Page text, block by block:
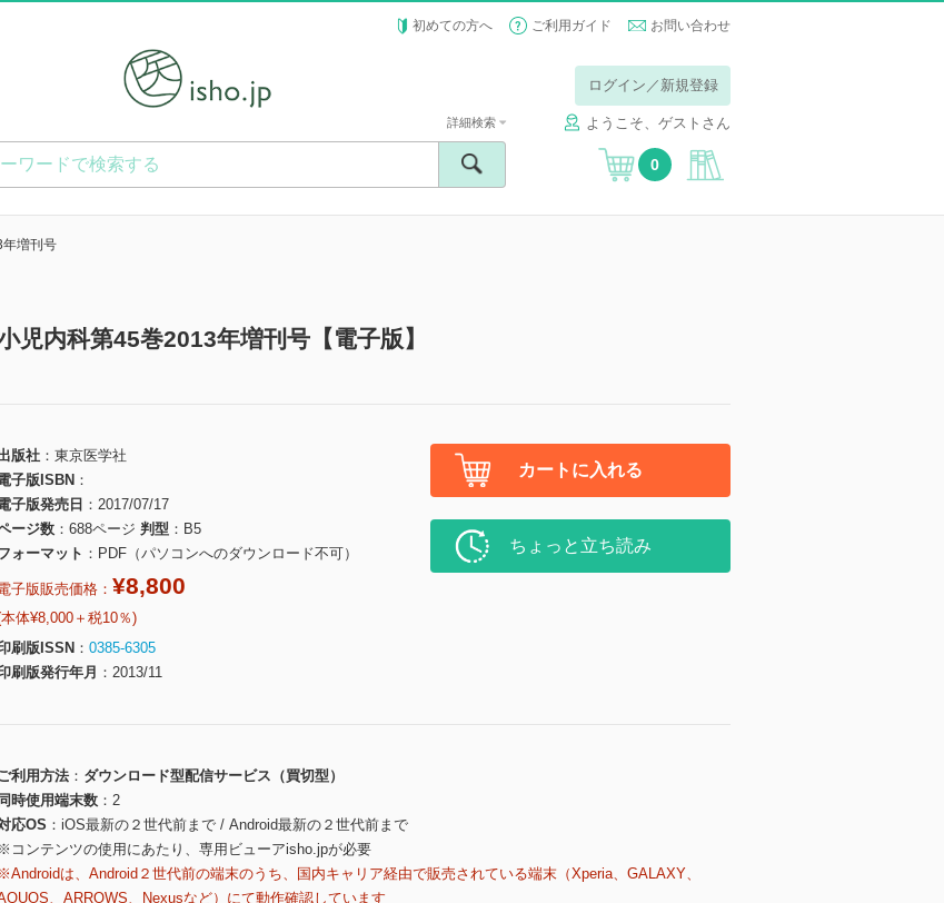
初めての方へ ご利用ガイド お問い合わせ
ログイン／新規登録
ようこそ、ゲストさん
詳細検索
0
増刊号
児内科第45巻2013年増刊号【電子版】
版社
東京医学社
子版ISBN
子版発売日
2017/07/17
ージ数
688ページ 判型
B5
ォーマット
PDF（パソコンへのダウンロード不可）
子版販売価格： ¥8,800
体¥8,000＋税10％)
刷版ISSN
0385-6305
刷版発行年月
2013/11
カートに入れる
ちょっと立ち読み
利用方法
ダウンロード型配信サービス（買切型）
同時使用端末数
2
応OS
iOS最新の２世代前まで / Android最新の２世代前まで
※コンテンツの使用にあたり、専用ビューアisho.jpが必要
※Androidは、Android２世代前の端末のうち、国内キャリア経由で販売されている端末（Xperia、GALAXY、
、ARROWS、Nexusなど）にて動作確認しています